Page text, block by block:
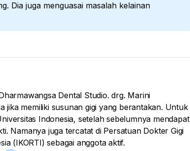
Dia juga menguasai masalah kelainan
Dental Studio. drg. Marini
jika memiliki susunan gigi yang berantakan. Untuk
Indonesia, setelah sebelumnya mendapat
Namanya juga tercatat di Persatuan Dokter Gigi
(IKORTI) sebagai anggota aktif.